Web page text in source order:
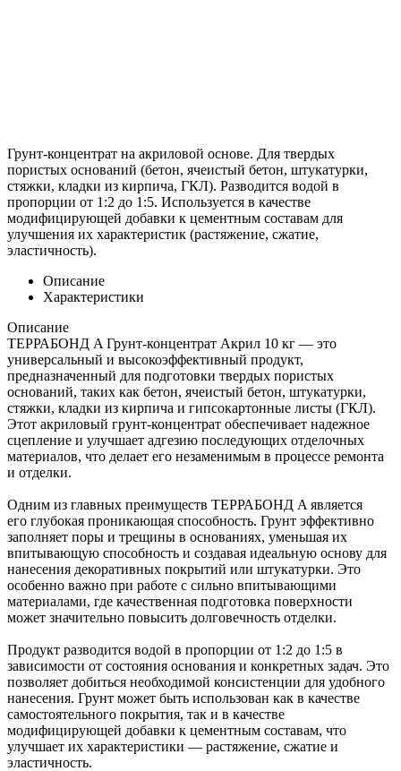
Грунт-концентрат на акриловой основе. Для твердых
пористых оснований (бетон, ячеистый бетон, штукатурки,
стяжки, кладки из кирпича, ГКЛ). Разводится водой в
пропорции от 1:2 до 1:5. Используется в качестве
модифицирующей добавки к цементным составам для
улучшения их характеристик (растяжение, сжатие,
эластичность).
Описание
Характеристики
Описание
ТЕРРАБОНД A Грунт-концентрат Акрил 10 кг — это
универсальный и высокоэффективный продукт,
предназначенный для подготовки твердых пористых
оснований, таких как бетон, ячеистый бетон, штукатурки,
стяжки, кладки из кирпича и гипсокартонные листы (ГКЛ).
Этот акриловый грунт-концентрат обеспечивает надежное
сцепление и улучшает адгезию последующих отделочных
материалов, что делает его незаменимым в процессе ремонта
и отделки.
Одним из главных преимуществ ТЕРРАБОНД A является
его глубокая проникающая способность. Грунт эффективно
заполняет поры и трещины в основаниях, уменьшая их
впитывающую способность и создавая идеальную основу для
нанесения декоративных покрытий или штукатурки. Это
особенно важно при работе с сильно впитывающими
материалами, где качественная подготовка поверхности
может значительно повысить долговечность отделки.
Продукт разводится водой в пропорции от 1:2 до 1:5 в
зависимости от состояния основания и конкретных задач. Это
позволяет добиться необходимой консистенции для удобного
нанесения. Грунт может быть использован как в качестве
самостоятельного покрытия, так и в качестве
модифицирующей добавки к цементным составам, что
улучшает их характеристики — растяжение, сжатие и
эластичность.